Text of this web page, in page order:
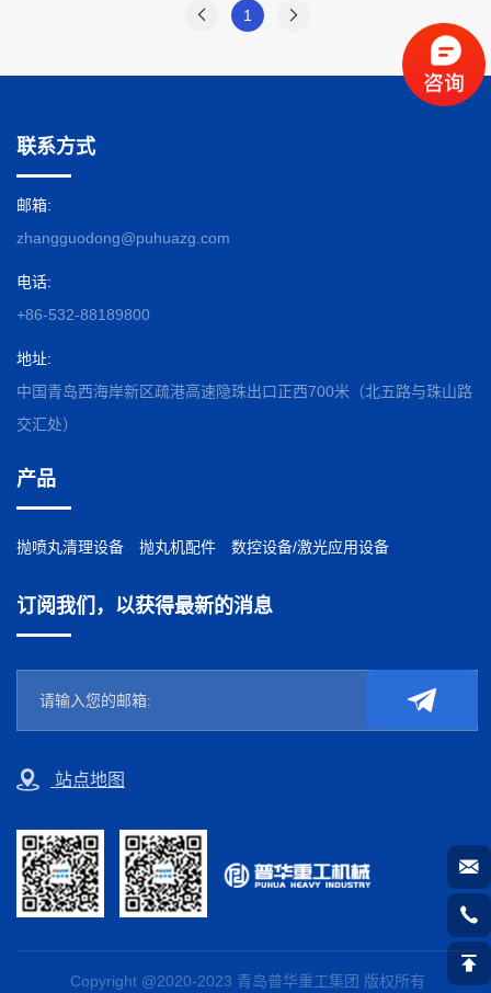
1
联系方式
邮箱:
zhangguodong@puhuazg.com
电话:
+86-532-88189800
地址:
中国青岛西海岸新区疏港高速隐珠出口正西700米（北五路与珠山路
交汇处）
产品
抛喷丸清理设备 抛丸机配件 数控设备/激光应用设备
订阅我们，以获得最新的消息
站点地图
Copyright @2020-2023 青岛普华重工集团 版权所有